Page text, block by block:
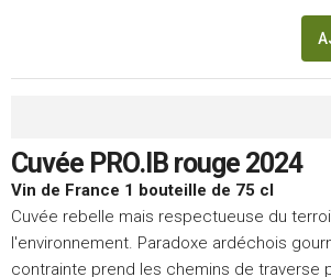
Cuvée PRO.IB rouge 2024
Vin de France 1 bouteille de 75 cl
Cuvée rebelle mais respectueuse du
l'environnement. Paradoxe ardéchois
contrainte prend les chemins de traverse